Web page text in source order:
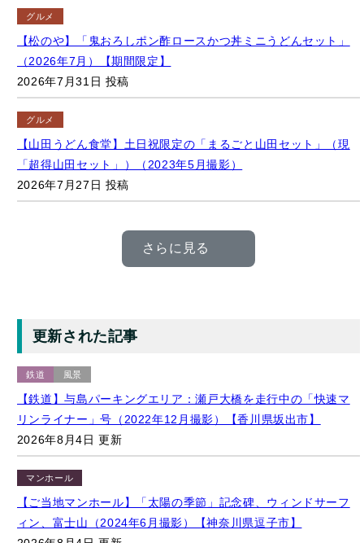
2026年7月31日 投稿
グルメ
【山田うどん食堂】土日祝限定の「まるごと山田セット」（現
「超得山田セット」）（2023年5月撮影）
2026年7月27日 投稿
更新された記事
【鉄道】与島パーキングエリア：瀬戸大橋を走行中の「快速マ
2026年8月4日 更新
マンホール
【ご当地マンホール】「太陽の季節」記念碑、ウィンドサーフ
ィン、富士山（2024年6月撮影）【神奈川県逗子市】
2026年8月4日 更新
キャラクター マンホール
【ご当地マンホール】岩美町・荒砂神社付近に設置されている